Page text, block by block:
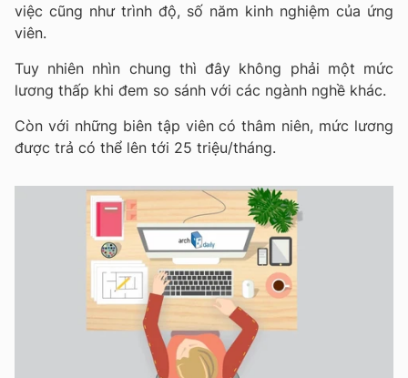
việc cũng như trình độ, số năm kinh nghiệm của ứng
viên.
Tuy nhiên nhìn chung thì đây không phải một mức
lương thấp khi đem so sánh với các ngành nghề khác.
Còn với những biên tập viên có thâm niên, mức lương
được trả có thể lên tới 25 triệu/tháng.